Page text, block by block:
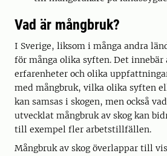
Vad är mångbruk?
I Sverige, liksom i många andra
för många olika syften. Det
erfarenheter och olika
med mångbruk, vilka olika syften
kan samsas i skogen, men också
utvecklat mångbruk av skog kan
till exempel fler arbetstillfällen.
Mångbruk av skog överlappar till